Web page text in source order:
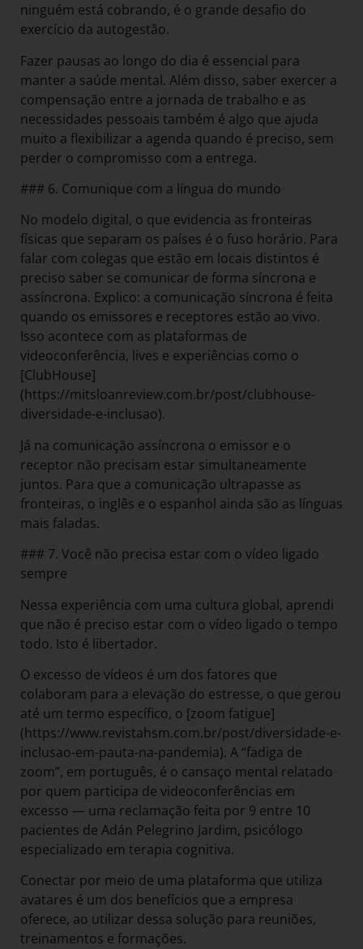
ninguém está cobrando, é o grande desafio do
exercício da autogestão.
Fazer pausas ao longo do dia é essencial para
manter a saúde mental. Além disso, saber exercer a
compensação entre a jornada de trabalho e as
necessidades pessoais também é algo que ajuda
muito a flexibilizar a agenda quando é preciso, sem
perder o compromisso com a entrega.
### 6. Comunique com a língua do mundo
No modelo digital, o que evidencia as fronteiras
físicas que separam os países é o fuso horário. Para
falar com colegas que estão em locais distintos é
preciso saber se comunicar de forma síncrona e
assíncrona. Explico: a comunicação síncrona é feita
quando os emissores e receptores estão ao vivo.
Isso acontece com as plataformas de
videoconferência, lives e experiências como o
[ClubHouse]
(https://mitsloanreview.com.br/post/clubhouse-
diversidade-e-inclusao).
Já na comunicação assíncrona o emissor e o
receptor não precisam estar simultaneamente
juntos. Para que a comunicação ultrapasse as
fronteiras, o inglês e o espanhol ainda são as línguas
mais faladas.
### 7. Você não precisa estar com o vídeo ligado
sempre
Nessa experiência com uma cultura global, aprendi
que não é preciso estar com o vídeo ligado o tempo
todo. Isto é libertador.
O excesso de vídeos é um dos fatores que
colaboram para a elevação do estresse, o que gerou
até um termo específico, o [zoom fatigue]
(https://www.revistahsm.com.br/post/diversidade-e-
inclusao-em-pauta-na-pandemia). A “fadiga de
zoom”, em português, é o cansaço mental relatado
por quem participa de videoconferências em
excesso — uma reclamação feita por 9 entre 10
pacientes de Adán Pelegrino Jardim, psicólogo
especializado em terapia cognitiva.
Conectar por meio de uma plataforma que utiliza
avatares é um dos benefícios que a empresa
oferece, ao utilizar dessa solução para reuniões,
treinamentos e formações.